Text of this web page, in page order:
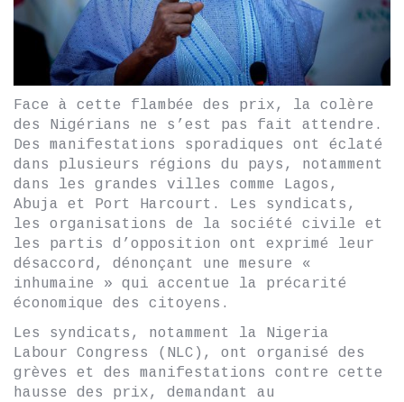
Face à cette flambée des prix, la colère
des Nigérians ne s’est pas fait attendre.
Des manifestations sporadiques ont éclaté
dans plusieurs régions du pays, notamment
dans les grandes villes comme Lagos,
Abuja et Port Harcourt. Les syndicats,
les organisations de la société civile et
les partis d’opposition ont exprimé leur
désaccord, dénonçant une mesure «
inhumaine » qui accentue la précarité
économique des citoyens.
Les syndicats, notamment la Nigeria
Labour Congress (NLC), ont organisé des
grèves et des manifestations contre cette
hausse des prix, demandant au